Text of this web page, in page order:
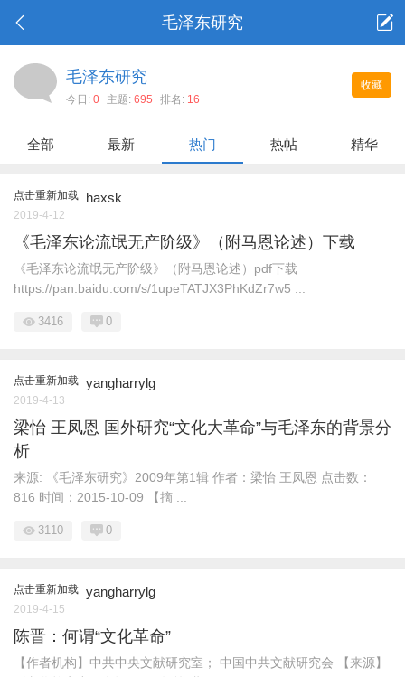
毛泽东研究
收藏
毛泽东研究
今日: 0 主题: 695 排名: 16
全部 最新 热门 热帖 精华
点击重新加载 haxsk
2019-4-12
《毛泽东论流氓无产阶级》（附马恩论述）下载
《毛泽东论流氓无产阶级》（附马恩论述）pdf下载
https://pan.baidu.com/s/1upeTATJX3PhKdZr7w5 ...
3416 0
点击重新加载 yangharrylg
2019-4-13
梁怡 王凤恩 国外研究“文化大革命”与毛泽东的背景分
析
来源: 《毛泽东研究》2009年第1辑 作者：梁怡 王凤恩 点击数：
816 时间：2015-10-09 【摘 ...
3110 0
点击重新加载 yangharrylg
2019-4-15
陈晋：何谓“文化革命”
【作者机构】中共中央文献研究室； 中国中共文献研究会 【来源】